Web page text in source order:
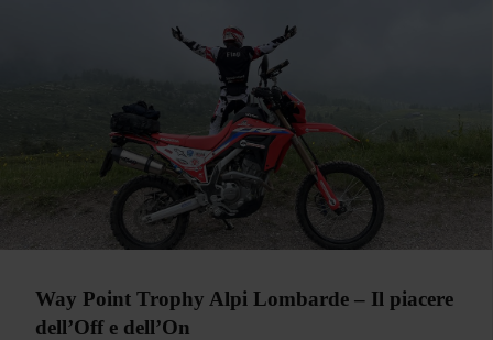
Way Point Trophy Alpi Lombarde – Il piacere
dell’Off e dell’On